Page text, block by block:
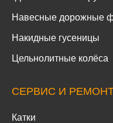
Навесные дорожные
Накидные гусеницы
Цельнолитные колёса
СЕРВИС И
Катки